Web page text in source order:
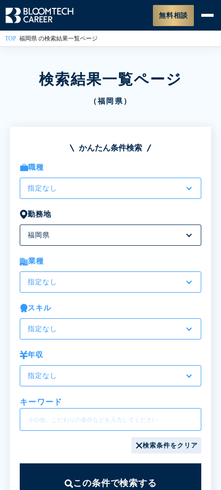
無料相談
TOP 福岡県 の検索結果一覧ページ
検索結果一覧ページ
（福岡県）
かんたん条件検索
職種
指定なし
勤務地
福岡県
業種
指定なし
スキル
指定なし
年収
指定なし
キーワード
検索条件をクリア
この条件で検索する